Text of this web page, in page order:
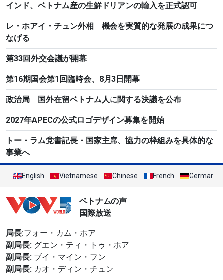
インド、ベトナム産の生鮮ドリアンの輸入を正式認可
レ・ホアイ・チュン外相 機会を実質的な発展の成果につ
なげる
第33回外交会議が開幕
第16期国会第1回臨時会、8月3日開幕
政治局 国外在留ベトナム人に関する決議を公布
2027年APECの公式ロゴデザイン募集を開始
トー・ラム党書記長・国家主席、協力の枠組みを具体的な
事業へ
English Vietnamese Chinese French German
ベトナムの声
国際放送
局長:フォー・カム・ホア
副局長: グエン・ティ・トゥ・ホア
副局長: ブイ・マイン・フン
副局長: カオ・ディン・チュン